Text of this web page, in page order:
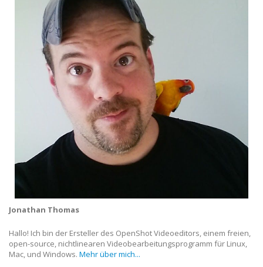
Jonathan Thomas
Hallo! Ich bin der Ersteller des OpenShot Videoeditors, einem freien,
open-source, nichtlinearen Videobearbeitungsprogramm für Linux,
Mac, und Windows. Mehr über mich...